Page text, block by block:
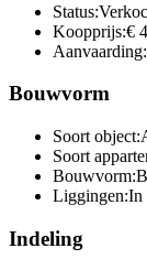
Status:
Koopprijs:€
Aanvaarding:
Bouwvorm
Soort object:
Soort
Bouwvorm:
Liggingen:In
Indeling